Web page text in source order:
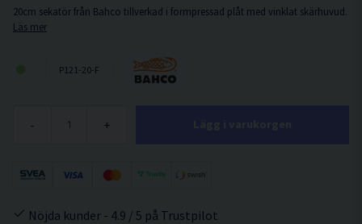
20cm sekatör från Bahco tillverkad i formpressad plåt med vinklat skärhuvud.
Läs mer
P121-20-F
- +
Nöjda kunder - 4.9 / 5 på Trustpilot